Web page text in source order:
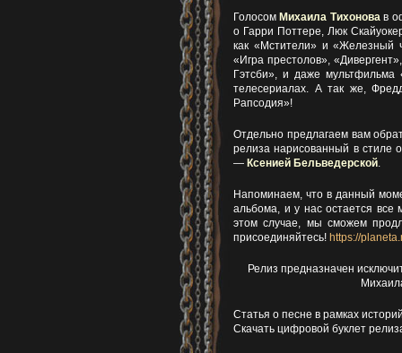
Голосом Михаила Тихонова в
о Гарри Поттере, Люк
как «Мстители» и «Железный
«Игра престолов»,
Гэтсби», и даже
телесериалах. А так же,
Рапсодия»!
Отдельно предлагаем вам
релиза нарисованный в стиле
— Ксенией Бельведерской
Напоминаем, что в данный
альбома, и у нас остается
этом случае, мы сможем
присоединяйтесь! https://
Релиз предназначен
Статья о песне в рамках
Скачать цифровой буклет